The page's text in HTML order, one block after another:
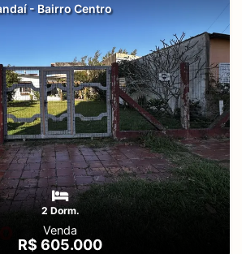
- Bairro Centro
2 Dorm.
Venda
R$ 605.000